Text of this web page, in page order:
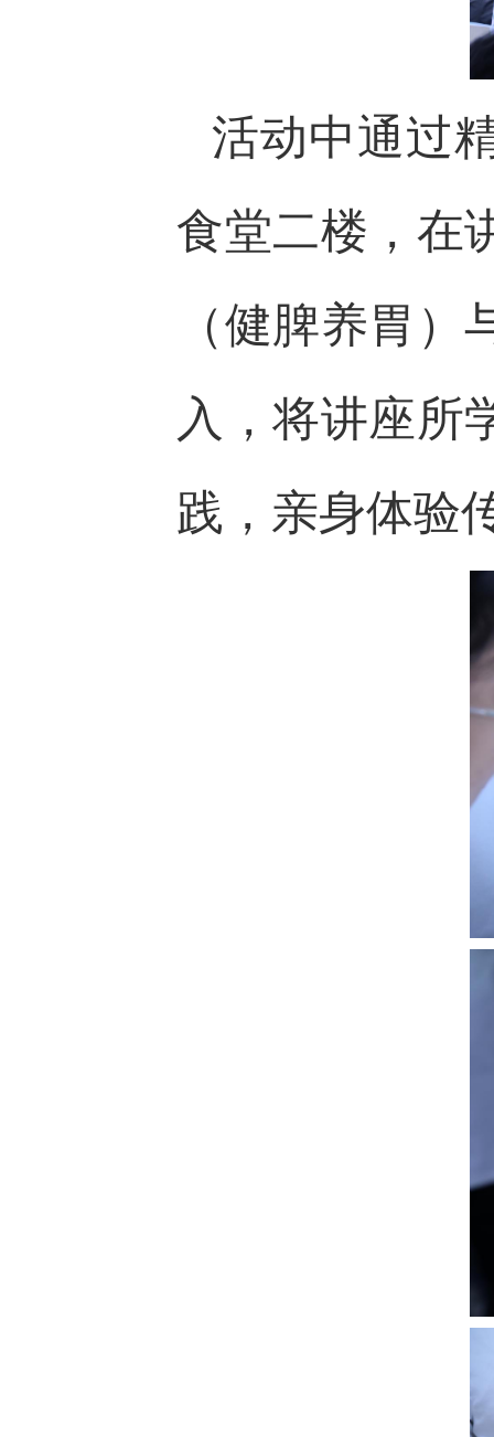
活动中通过
食堂二楼，在
（健脾养胃
入，将讲座所
践，亲身体验